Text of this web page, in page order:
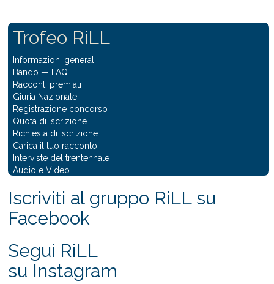
Trofeo RiLL
Informazioni generali
Bando — FAQ
Racconti premiati
Giuria Nazionale
Registrazione concorso
Quota di iscrizione
Richiesta di iscrizione
Carica il tuo racconto
Interviste del trentennale
Audio e Video
Iscriviti al gruppo RiLL su
Facebook
Segui RiLL
su Instagram